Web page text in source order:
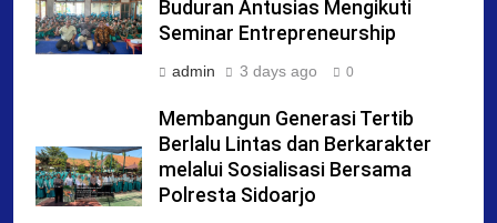
Buduran Antusias Mengikuti
Seminar Entrepreneurship
admin 3 days ago 0
Membangun Generasi Tertib
Berlalu Lintas dan Berkarakter
melalui Sosialisasi Bersama
Polresta Sidoarjo